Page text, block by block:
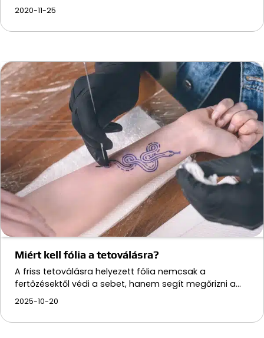
2020-11-25
Miért kell fólia a tetoválásra?
A friss tetoválásra helyezett fólia nemcsak a
fertőzésektől védi a sebet, hanem segít megőrizni a…
2025-10-20